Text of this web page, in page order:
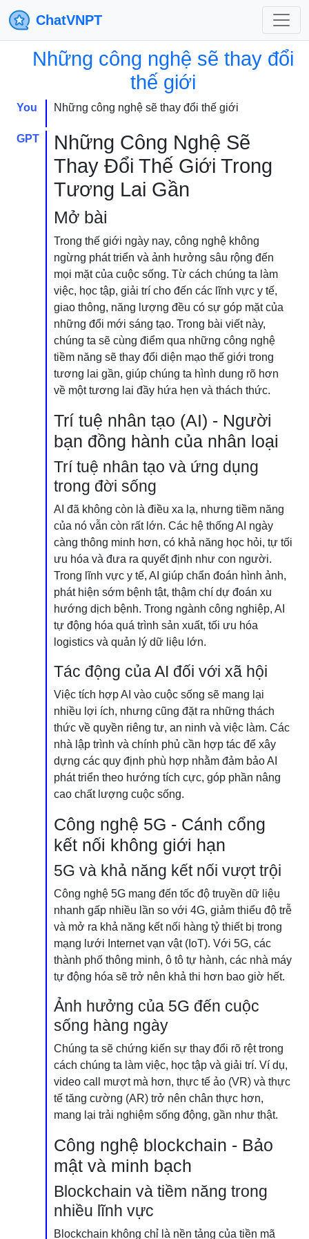
ChatVNPT
Những công nghệ sẽ thay đổi
thế giới
You Những công nghệ sẽ thay đổi thế giới
GPT
Những Công Nghệ Sẽ
Thay Đổi Thế Giới Trong
Tương Lai Gần
Mở bài
Trong thế giới ngày nay, công nghệ không
ngừng phát triển và ảnh hưởng sâu rộng đến
mọi mặt của cuộc sống. Từ cách chúng ta làm
việc, học tập, giải trí cho đến các lĩnh vực y tế,
giao thông, năng lượng đều có sự góp mặt của
những đổi mới sáng tạo. Trong bài viết này,
chúng ta sẽ cùng điểm qua những công nghệ
tiềm năng sẽ thay đổi diện mạo thế giới trong
tương lai gần, giúp chúng ta hình dung rõ hơn
về một tương lai đầy hứa hẹn và thách thức.
Trí tuệ nhân tạo (AI) - Người
bạn đồng hành của nhân loại
Trí tuệ nhân tạo và ứng dụng
trong đời sống
AI đã không còn là điều xa lạ, nhưng tiềm năng
của nó vẫn còn rất lớn. Các hệ thống AI ngày
càng thông minh hơn, có khả năng học hỏi, tự tối
ưu hóa và đưa ra quyết định như con người.
Trong lĩnh vực y tế, AI giúp chẩn đoán hình ảnh,
phát hiện sớm bệnh tật, thậm chí dự đoán xu
hướng dịch bệnh. Trong ngành công nghiệp, AI
tự động hóa quá trình sản xuất, tối ưu hóa
logistics và quản lý dữ liệu lớn.
Tác động của AI đối với xã hội
Việc tích hợp AI vào cuộc sống sẽ mang lại
nhiều lợi ích, nhưng cũng đặt ra những thách
thức về quyền riêng tư, an ninh và việc làm. Các
nhà lập trình và chính phủ cần hợp tác để xây
dựng các quy định phù hợp nhằm đảm bảo AI
phát triển theo hướng tích cực, góp phần nâng
cao chất lượng cuộc sống.
Công nghệ 5G - Cánh cổng
kết nối không giới hạn
5G và khả năng kết nối vượt trội
Công nghệ 5G mang đến tốc độ truyền dữ liệu
nhanh gấp nhiều lần so với 4G, giảm thiểu độ trễ
và mở ra khả năng kết nối hàng tỷ thiết bị trong
mạng lưới Internet vạn vật (IoT). Với 5G, các
thành phố thông minh, ô tô tự hành, các nhà máy
tự động hóa sẽ trở nên khả thi hơn bao giờ hết.
Ảnh hưởng của 5G đến cuộc
sống hàng ngày
Chúng ta sẽ chứng kiến sự thay đổi rõ rệt trong
cách chúng ta làm việc, học tập và giải trí. Ví dụ,
video call mượt mà hơn, thực tế ảo (VR) và thực
tế tăng cường (AR) trở nên chân thực hơn,
mang lại trải nghiệm sống động, gần như thật.
Công nghệ blockchain - Bảo
mật và minh bạch
Blockchain và tiềm năng trong
nhiều lĩnh vực
Blockchain không chỉ là nền tảng của tiền mã